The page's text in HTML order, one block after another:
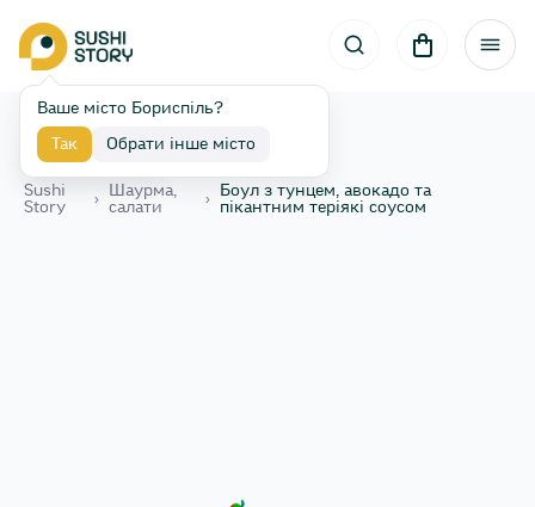
Ваше місто Бориспіль?
Так Обрати інше місто
Назад
Sushi
Story
›
Шаурма,
салати
›
Боул з тунцем, авокадо та
пікантним теріякі соусом